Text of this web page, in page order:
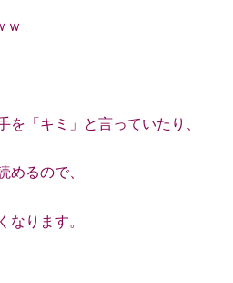
ｗ
「キミ」と言っていたり、
めるので、
なります。